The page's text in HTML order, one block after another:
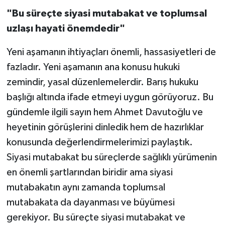
"Bu süreçte siyasi mutabakat ve toplumsal
uzlaşı hayati önemdedir"
Yeni aşamanın ihtiyaçları önemli, hassasiyetleri de
fazladır. Yeni aşamanın ana konusu hukuki
zemindir, yasal düzenlemelerdir. Barış hukuku
başlığı altında ifade etmeyi uygun görüyoruz. Bu
gündemle ilgili sayın hem Ahmet Davutoğlu ve
heyetinin görüşlerini dinledik hem de hazırlıklar
konusunda değerlendirmelerimizi paylaştık.
Siyasi mutabakat bu süreçlerde sağlıklı yürümenin
en önemli şartlarından biridir ama siyasi
mutabakatın aynı zamanda toplumsal
mutabakata da dayanması ve büyümesi
gerekiyor. Bu süreçte siyasi mutabakat ve